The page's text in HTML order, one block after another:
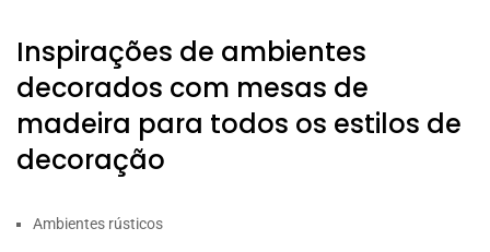
Inspirações de ambientes
decorados com mesas de
madeira para todos os estilos de
decoração
Ambientes rústicos